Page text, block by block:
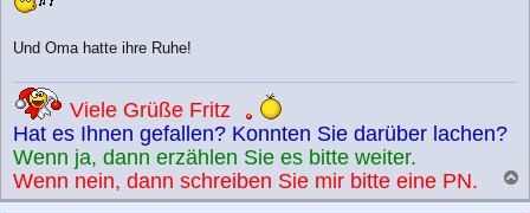
Und Oma hatte ihre Ruhe!
Viele Grüße Fritz
Hat es Ihnen gefallen? Konnten Sie darüber lachen?
Wenn ja, dann erzählen Sie es bitte weiter.
Wenn nein, dann schreiben Sie mir bitte eine PN.
a